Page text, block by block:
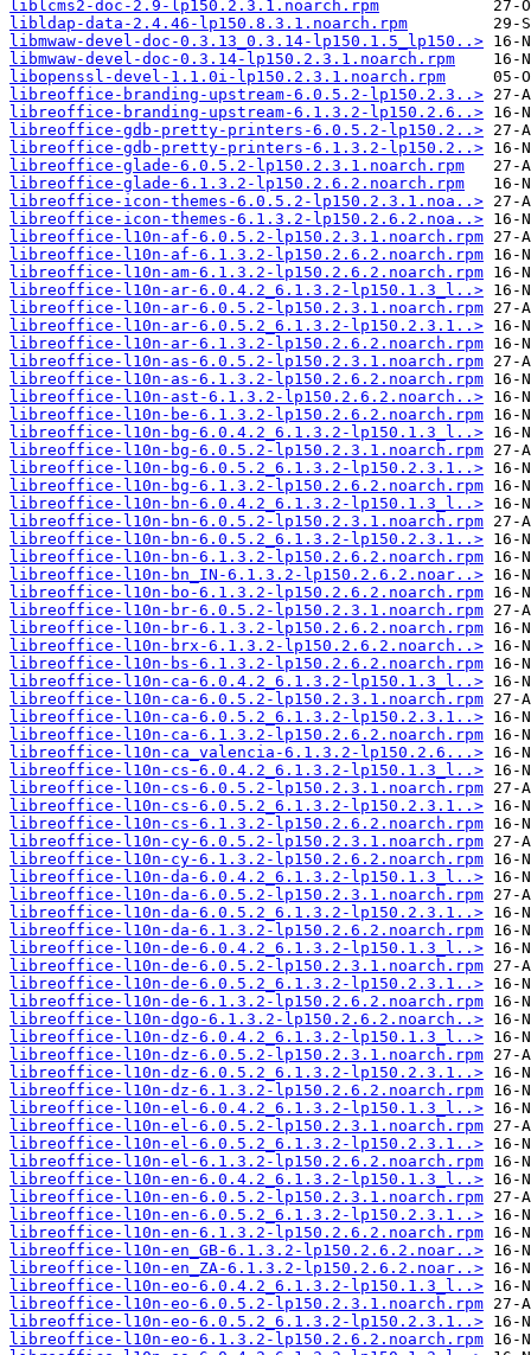
liblcms2-doc-2.9-lp150.2.3.1.noarch.rpm
libldap-data-2.4.46-lp150.8.3.1.noarch.rpm
libmwaw-devel-doc-0.3.13_0.3.14-lp150.1.5_lp150..>
libmwaw-devel-doc-0.3.14-lp150.2.3.1.noarch.rpm
libopenssl-devel-1.1.0i-lp150.2.3.1.noarch.rpm
libreoffice-branding-upstream-6.0.5.2-lp150.2.3..>
libreoffice-branding-upstream-6.1.3.2-lp150.2.6..>
libreoffice-gdb-pretty-printers-6.0.5.2-lp150.2..>
libreoffice-gdb-pretty-printers-6.1.3.2-lp150.2..>
libreoffice-glade-6.0.5.2-lp150.2.3.1.noarch.rpm
libreoffice-glade-6.1.3.2-lp150.2.6.2.noarch.rpm
libreoffice-icon-themes-6.0.5.2-lp150.2.3.1.noa..>
libreoffice-icon-themes-6.1.3.2-lp150.2.6.2.noa..>
libreoffice-l10n-af-6.0.5.2-lp150.2.3.1.noarch.rpm
libreoffice-l10n-af-6.1.3.2-lp150.2.6.2.noarch.rpm
libreoffice-l10n-am-6.1.3.2-lp150.2.6.2.noarch.rpm
libreoffice-l10n-ar-6.0.4.2_6.1.3.2-lp150.1.3_l..>
libreoffice-l10n-ar-6.0.5.2-lp150.2.3.1.noarch.rpm
libreoffice-l10n-ar-6.0.5.2_6.1.3.2-lp150.2.3.1..>
libreoffice-l10n-ar-6.1.3.2-lp150.2.6.2.noarch.rpm
libreoffice-l10n-as-6.0.5.2-lp150.2.3.1.noarch.rpm
libreoffice-l10n-as-6.1.3.2-lp150.2.6.2.noarch.rpm
libreoffice-l10n-ast-6.1.3.2-lp150.2.6.2.noarch..>
libreoffice-l10n-be-6.1.3.2-lp150.2.6.2.noarch.rpm
libreoffice-l10n-bg-6.0.4.2_6.1.3.2-lp150.1.3_l..>
libreoffice-l10n-bg-6.0.5.2-lp150.2.3.1.noarch.rpm
libreoffice-l10n-bg-6.0.5.2_6.1.3.2-lp150.2.3.1..>
libreoffice-l10n-bg-6.1.3.2-lp150.2.6.2.noarch.rpm
libreoffice-l10n-bn-6.0.4.2_6.1.3.2-lp150.1.3_l..>
libreoffice-l10n-bn-6.0.5.2-lp150.2.3.1.noarch.rpm
libreoffice-l10n-bn-6.0.5.2_6.1.3.2-lp150.2.3.1..>
libreoffice-l10n-bn-6.1.3.2-lp150.2.6.2.noarch.rpm
libreoffice-l10n-bn_IN-6.1.3.2-lp150.2.6.2.noar..>
libreoffice-l10n-bo-6.1.3.2-lp150.2.6.2.noarch.rpm
libreoffice-l10n-br-6.0.5.2-lp150.2.3.1.noarch.rpm
libreoffice-l10n-br-6.1.3.2-lp150.2.6.2.noarch.rpm
libreoffice-l10n-brx-6.1.3.2-lp150.2.6.2.noarch..>
libreoffice-l10n-bs-6.1.3.2-lp150.2.6.2.noarch.rpm
libreoffice-l10n-ca-6.0.4.2_6.1.3.2-lp150.1.3_l..>
libreoffice-l10n-ca-6.0.5.2-lp150.2.3.1.noarch.rpm
libreoffice-l10n-ca-6.0.5.2_6.1.3.2-lp150.2.3.1..>
libreoffice-l10n-ca-6.1.3.2-lp150.2.6.2.noarch.rpm
libreoffice-l10n-ca_valencia-6.1.3.2-lp150.2.6...>
libreoffice-l10n-cs-6.0.4.2_6.1.3.2-lp150.1.3_l..>
libreoffice-l10n-cs-6.0.5.2-lp150.2.3.1.noarch.rpm
libreoffice-l10n-cs-6.0.5.2_6.1.3.2-lp150.2.3.1..>
libreoffice-l10n-cs-6.1.3.2-lp150.2.6.2.noarch.rpm
libreoffice-l10n-cy-6.0.5.2-lp150.2.3.1.noarch.rpm
libreoffice-l10n-cy-6.1.3.2-lp150.2.6.2.noarch.rpm
libreoffice-l10n-da-6.0.4.2_6.1.3.2-lp150.1.3_l..>
libreoffice-l10n-da-6.0.5.2-lp150.2.3.1.noarch.rpm
libreoffice-l10n-da-6.0.5.2_6.1.3.2-lp150.2.3.1..>
libreoffice-l10n-da-6.1.3.2-lp150.2.6.2.noarch.rpm
libreoffice-l10n-de-6.0.4.2_6.1.3.2-lp150.1.3_l..>
libreoffice-l10n-de-6.0.5.2-lp150.2.3.1.noarch.rpm
libreoffice-l10n-de-6.0.5.2_6.1.3.2-lp150.2.3.1..>
libreoffice-l10n-de-6.1.3.2-lp150.2.6.2.noarch.rpm
libreoffice-l10n-dgo-6.1.3.2-lp150.2.6.2.noarch..>
libreoffice-l10n-dz-6.0.4.2_6.1.3.2-lp150.1.3_l..>
libreoffice-l10n-dz-6.0.5.2-lp150.2.3.1.noarch.rpm
libreoffice-l10n-dz-6.0.5.2_6.1.3.2-lp150.2.3.1..>
libreoffice-l10n-dz-6.1.3.2-lp150.2.6.2.noarch.rpm
libreoffice-l10n-el-6.0.4.2_6.1.3.2-lp150.1.3_l..>
libreoffice-l10n-el-6.0.5.2-lp150.2.3.1.noarch.rpm
libreoffice-l10n-el-6.0.5.2_6.1.3.2-lp150.2.3.1..>
libreoffice-l10n-el-6.1.3.2-lp150.2.6.2.noarch.rpm
libreoffice-l10n-en-6.0.4.2_6.1.3.2-lp150.1.3_l..>
libreoffice-l10n-en-6.0.5.2-lp150.2.3.1.noarch.rpm
libreoffice-l10n-en-6.0.5.2_6.1.3.2-lp150.2.3.1..>
libreoffice-l10n-en-6.1.3.2-lp150.2.6.2.noarch.rpm
libreoffice-l10n-en_GB-6.1.3.2-lp150.2.6.2.noar..>
libreoffice-l10n-en_ZA-6.1.3.2-lp150.2.6.2.noar..>
libreoffice-l10n-eo-6.0.4.2_6.1.3.2-lp150.1.3_l..>
libreoffice-l10n-eo-6.0.5.2-lp150.2.3.1.noarch.rpm
libreoffice-l10n-eo-6.0.5.2_6.1.3.2-lp150.2.3.1..>
libreoffice-l10n-eo-6.1.3.2-lp150.2.6.2.noarch.rpm